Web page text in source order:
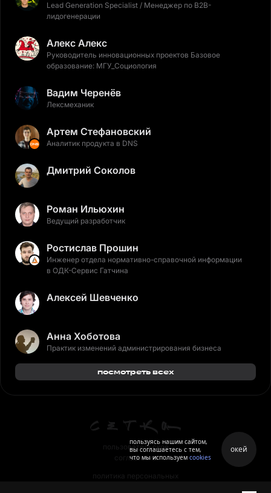
Lead Generation Specialist / Менеджер по B2B-
лидогенерации
Алекс Алекс
Руководитель инновационных проектов Базовое
образование: МГУ_Социология
Вадим Черенёв
Лексмеханик
Артем Стефановский
Аналитик продукта в DNS
Дмитрий Соколов
Роман Ильюхин
Ведущий разработчик
Ростислав Прошин
Инженер отдела нормативно-справочной информации
в ОДК-Сервис Гатчина
Алексей Шевченко
Анна Хоботова
Практик изменений администрирования бизнеса
посмотреть всех
пользовательское
соглашение
политика персональных
пользуясь нашим сайтом,
вы соглашаетесь с тем,
что мы используем cookies
окей